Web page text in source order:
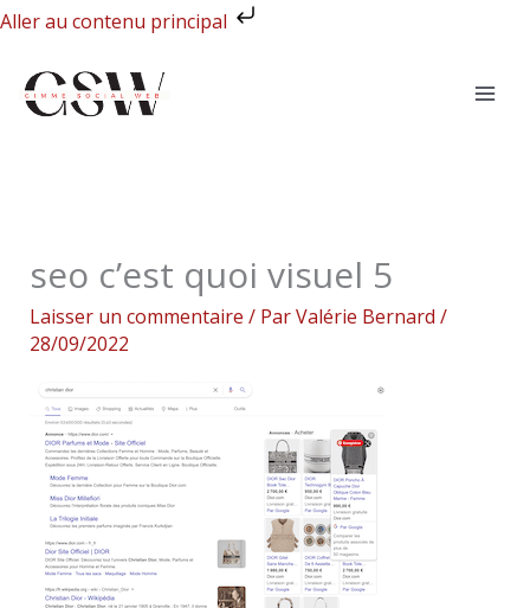
Aller au contenu principal
Aller
contenu
seo c’est quoi visuel 5
Laisser un commentaire / ParValérie Bernard /
28/09/2022